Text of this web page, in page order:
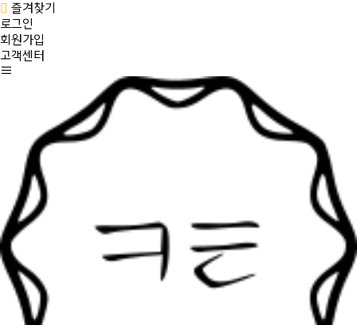
즐겨찾기
로그인
회원가입
고객센터